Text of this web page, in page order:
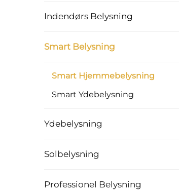
Indendørs Belysning
Smart Belysning
Smart Hjemmebelysning
Smart Ydebelysning
Ydebelysning
Solbelysning
Professionel Belysning